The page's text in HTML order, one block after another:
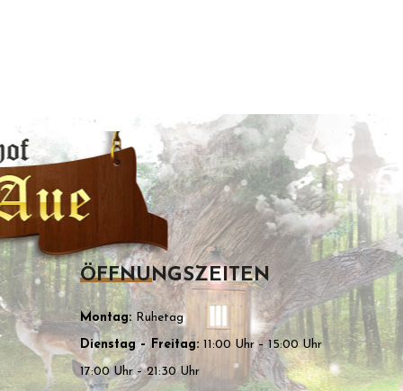
ÖFFNUNGSZEITEN
Montag: Ruhetag
Dienstag – Freitag: 11:00 Uhr – 15:00 Uhr
17:00 Uhr – 21:30 Uhr